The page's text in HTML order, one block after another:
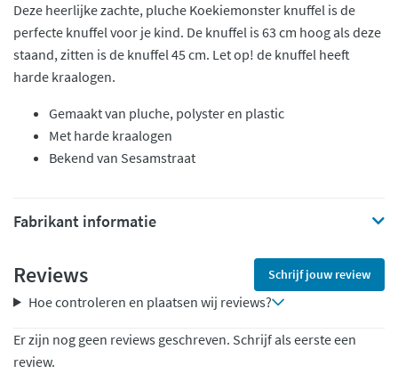
Deze heerlijke zachte, pluche Koekiemonster knuffel is de
perfecte knuffel voor je kind. De knuffel is 63 cm hoog als deze
staand, zitten is de knuffel 45 cm. Let op! de knuffel heeft
harde kraalogen.
Gemaakt van pluche, polyster en plastic
Met harde kraalogen
Bekend van Sesamstraat
Fabrikant informatie
Reviews Schrijf jouw review
Hoe controleren en plaatsen wij reviews?
Er zijn nog geen reviews geschreven. Schrijf als eerste een
review.